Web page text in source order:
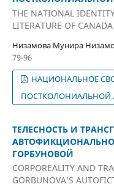
THE NATIONAL
LITERATURE OF CANADA
Низамова Мунира
79-96
НАЦИОНАЛЬНОЕ
ПОСТКОЛОНИАЛЬНОЙ
ТЕЛЕСНОСТЬ И
ГОРБУНОВОЙ
CORPOREALITY AND
GORBUNOVA’S